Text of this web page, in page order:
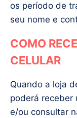
os período de
seu nome e
COMO
CELULAR
Quando a loja
poderá receber
e/ou consultar